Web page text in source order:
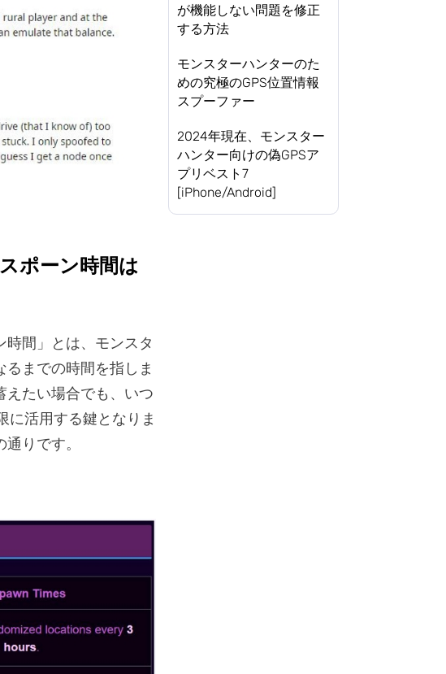
ポーン時間は
時間」とは、モンスタ
までの時間を指しま
えたい場合でも、いつ
に活用する鍵となりま
りです。
が機能しない問題を修正
する方法
モンスターハンターのた
めの究極のGPS位置情報
スプーファー
2024年現在、モンスター
ハンター向けの偽GPSア
プリベスト7
[iPhone/Android]